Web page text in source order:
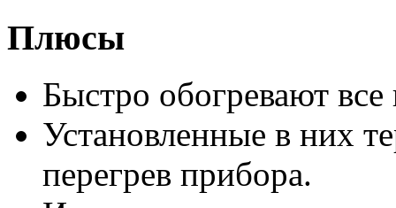
Плюсы
Быстро обогревают
Установленные в них
перегрев прибора.